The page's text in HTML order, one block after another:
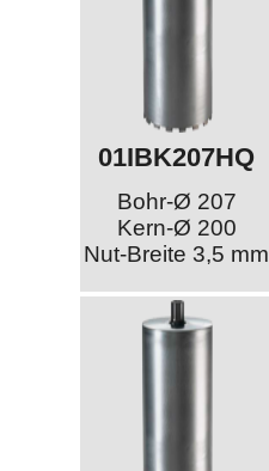
01IBK207HQ
Bohr-Ø 207
Kern-Ø 200
Nut-Breite 3,5 mm